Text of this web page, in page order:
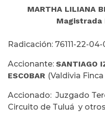
MARTHA LILIANA
Magistrada
Radicación: 76111-22-
Accionante: SANTIAGO
ESCOBAR (Valdivia Finca
Accionado: Juzgado
Circuito de Tuluá y otros